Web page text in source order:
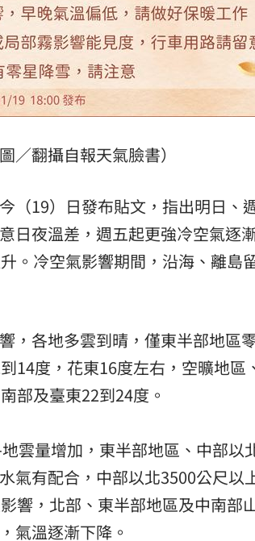
／翻攝自報天氣臉書）
（19）日發布貼文，指出明日、
日夜溫差，週五起更強冷空氣逐
。冷空氣影響期間，沿海、離島
，各地多雲到晴，僅東半部地區
14度，花東16度左右，空曠地區
部及臺東22到24度。󠀠
雲量增加，東半部地區、中部以
氣有配合，中部以北3500公尺以
響󠀠，北部、東半部地區及中南部
氣溫逐漸下降󠀠。